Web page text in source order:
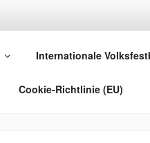
Internationale
Cookie-Richtlinie (EU)